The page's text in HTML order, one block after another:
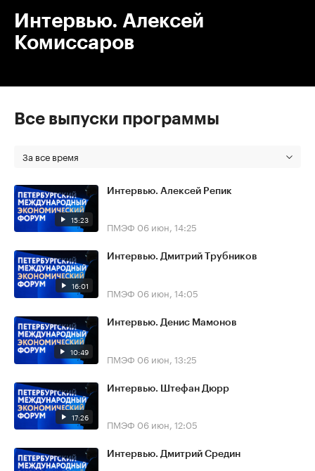
Интервью. Алексей
Комиссаров
Все выпуски программы
За все время
15:23
Интервью. Алексей Репик
ПМЭФ 06 июн, 14:25
16:01
Интервью. Дмитрий Трубников
ПМЭФ 06 июн, 14:05
10:49
Интервью. Денис Мамонов
ПМЭФ 06 июн, 13:25
17:26
Интервью. Штефан Дюрр
ПМЭФ 06 июн, 12:05
Интервью. Дмитрий Средин